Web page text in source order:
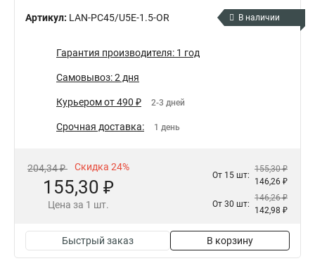
Артикул: LAN-PC45/U5E-1.5-OR В наличии
Гарантия производителя: 1 год
Самовывоз: 2 дня
Курьером от 490 ₽ 2-3 дней
Срочная доставка: 1 день
204,34 ₽ Скидка 24%
155,30 ₽
Цена за 1 шт.
От 15 шт:
155,30 ₽
146,26 ₽
От 30 шт:
146,26 ₽
142,98 ₽
Быстрый заказ В корзину